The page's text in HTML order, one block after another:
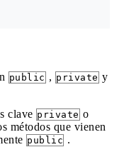
public , private y
clave private o
métodos que vienen
public .